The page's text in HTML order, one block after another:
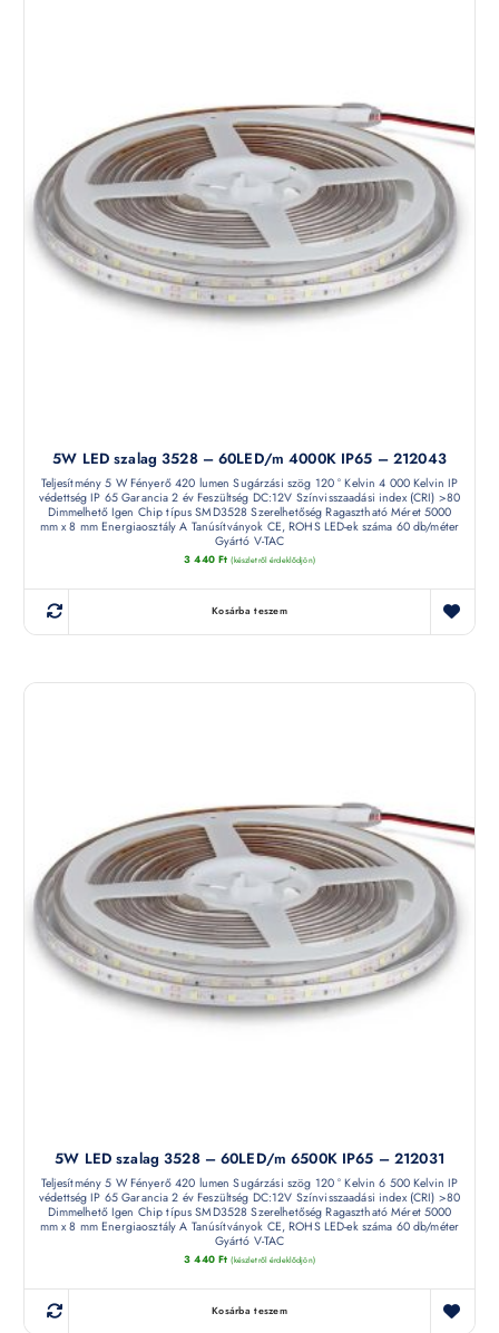
5W LED szalag 3528 – 60LED/m 4000K IP65 – 212043
Teljesítmény 5 W Fényerő 420 lumen Sugárzási szög 120 ° Kelvin 4 000 Kelvin IP
védettség IP 65 Garancia 2 év Feszültség DC:12V Színvisszaadási index (CRI) >80
Dimmelhető Igen Chip típus SMD3528 Szerelhetőség Ragasztható Méret 5000
mm x 8 mm Energiaosztály A Tanúsítványok CE, ROHS LED-ek száma 60 db/méter
Gyártó V-TAC
3 440 Ft (készletről érdeklődjön)
Kosárba teszem
5W LED szalag 3528 – 60LED/m 6500K IP65 – 212031
Teljesítmény 5 W Fényerő 420 lumen Sugárzási szög 120 ° Kelvin 6 500 Kelvin IP
védettség IP 65 Garancia 2 év Feszültség DC:12V Színvisszaadási index (CRI) >80
Dimmelhető Igen Chip típus SMD3528 Szerelhetőség Ragasztható Méret 5000
mm x 8 mm Energiaosztály A Tanúsítványok CE, ROHS LED-ek száma 60 db/méter
Gyártó V-TAC
3 440 Ft (készletről érdeklődjön)
Kosárba teszem